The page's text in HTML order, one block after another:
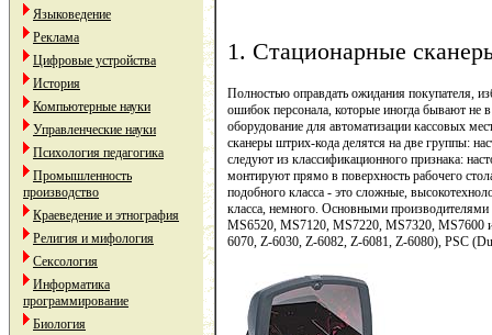
Языковедение
Реклама
Цифровые устройства
История
Компьютерные науки
Управленческие науки
Психология педагогика
Промышленность
производство
Краеведение и этнография
Религия и мифология
Сексология
Информатика
программирование
Биология
1. Стационарные
Полностью оправдать ожидания покупателя,
ошибок персонала, которые иногда бывают не
оборудование для автоматизации кассовых
сканеры штрих-кода делятся на две группы:
следуют из классификационного признака:
монтируют прямо в поверхность рабочего
подобного класса - это сложные,
класса, немного. Основными
MS6520, MS7120, MS7220, MS7320, MS7600
6070, Z-6030, Z-6082, Z-6081, Z-6080), PSC